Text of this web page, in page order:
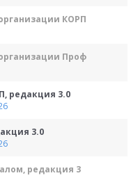
КОРП
Проф
редакция 3.0
3.0
редакция 3